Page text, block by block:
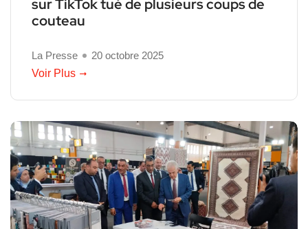
sur TikTok tué de plusieurs coups de
couteau
La Presse
20 octobre 2025
Voir Plus